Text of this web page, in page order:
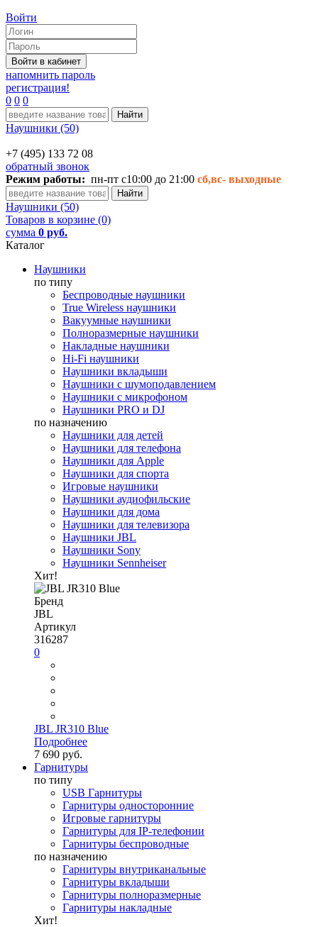
Войти
напомнить пароль
регистрация!
0 0 0
Наушники (50)
+7 (495) 133 72 08
обратный звонок
Режим работы: пн-пт с10:00 до 21:00 сб,вс- выходные
Наушники (50)
Товаров в корзине (0)
сумма 0 руб.
Каталог
Наушники
по типу
Беспроводные наушники
True Wireless наушники
Вакуумные наушники
Полноразмерные наушники
Накладные наушники
Hi-Fi наушники
Наушники вкладыши
Наушники с шумоподавлением
Наушники с микрофоном
Наушники PRO и DJ
по назначению
Наушники для детей
Наушники для телефона
Наушники для Apple
Наушники для спорта
Игровые наушники
Наушники аудиофильские
Наушники для дома
Наушники для телевизора
Наушники JBL
Наушники Sony
Наушники Sennheiser
Хит!
Бренд
JBL
Артикул
316287
0
JBL JR310 Blue
Подробнее
7 690 руб.
Гарнитуры
по типу
USB Гарнитуры
Гарнитуры односторонние
Игровые гарнитуры
Гарнитуры для IP-телефонии
Гарнитуры беспроводные
по назначению
Гарнитуры внутриканальные
Гарнитуры вкладыши
Гарнитуры полноразмерные
Гарнитуры накладные
Хит!